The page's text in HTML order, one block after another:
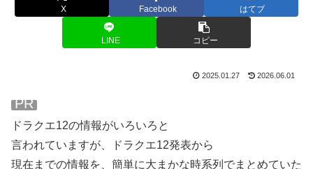
X Facebook はてブ
LINE コピー
2025.01.27 2026.06.01
PR
ドラクエ12の情報がいろいろと
言われていますが、ドラクエ12発表から
現在までの情報を、簡単に大まかな時系列でまとめていた